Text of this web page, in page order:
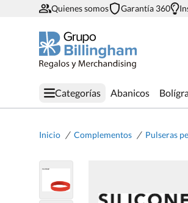
Quienes somos Garantía 360
Categorías Abanicos
Inicio / Complementos / Pulseras